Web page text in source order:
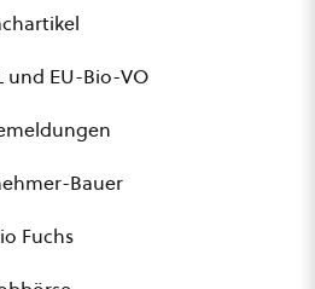
und EU-Bio-VO
Bauer
Fuchs